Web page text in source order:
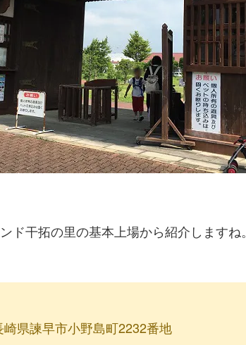
ド干拓の里の基本上場から紹介しますね。
県諫早市小野島町2232番地